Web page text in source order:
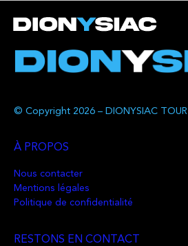
© Copyright 2026 – DIONYSIAC TOUR
À PROPOS
Nous contacter
Mentions légales
Politique de confidentialité
RESTONS EN CONTACT